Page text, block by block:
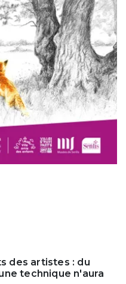
des artistes : du
technique n'aura